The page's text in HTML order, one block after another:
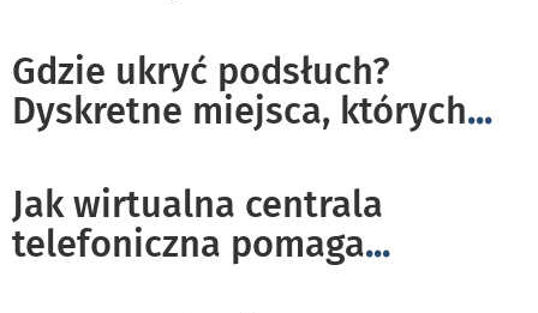
Gdzie ukryć podsłuch?
Dyskretne miejsca, których...
Jak wirtualna centrala
telefoniczna pomaga...